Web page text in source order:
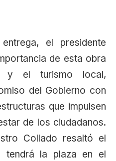
el presidente
de esta obra
y el turismo local,
del Gobierno con
que impulsen
de los ciudadanos.
Collado resaltó el
tendrá la plaza en el